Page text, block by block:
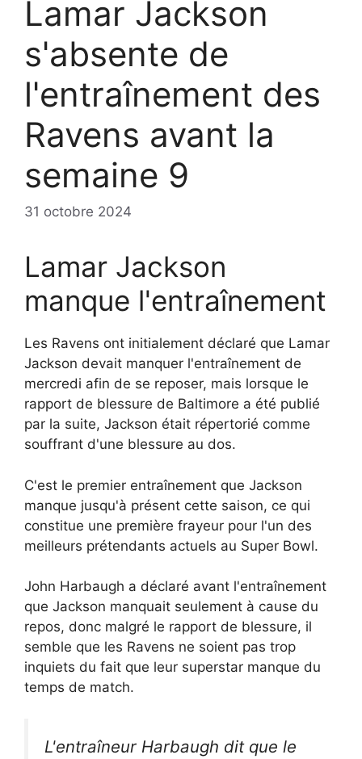
Lamar Jackson
s'absente de
l'entraînement des
Ravens avant la
semaine 9
31 octobre 2024
Lamar Jackson
manque l'entraînement
Les Ravens ont initialement déclaré que Lamar
Jackson devait manquer l'entraînement de
mercredi afin de se reposer, mais lorsque le
rapport de blessure de Baltimore a été publié
par la suite, Jackson était répertorié comme
souffrant d'une blessure au dos.
C'est le premier entraînement que Jackson
manque jusqu'à présent cette saison, ce qui
constitue une première frayeur pour l'un des
meilleurs prétendants actuels au Super Bowl.
John Harbaugh a déclaré avant l'entraînement
que Jackson manquait seulement à cause du
repos, donc malgré le rapport de blessure, il
semble que les Ravens ne soient pas trop
inquiets du fait que leur superstar manque du
temps de match.
L'entraîneur Harbaugh dit que le